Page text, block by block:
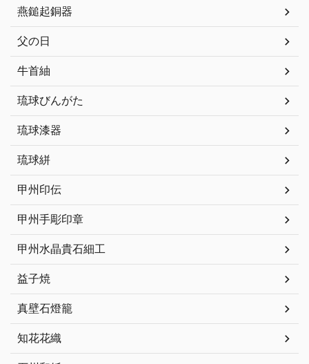
燕鎚起銅器
父の日
牛首紬
琉球びんがた
琉球漆器
琉球絣
甲州印伝
甲州手彫印章
甲州水晶貴石細工
益子焼
真壁石燈籠
知花花織